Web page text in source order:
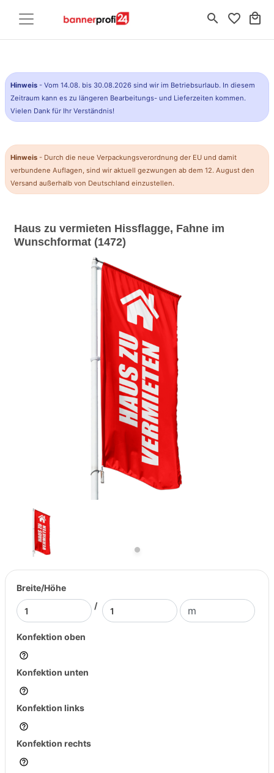
search favorite_border local_mall
Hinweis - Vom 14.08. bis 30.08.2026 sind wir im Betriebsurlaub. In diesem
Zeitraum kann es zu längeren Bearbeitungs- und Lieferzeiten kommen.
Vielen Dank für Ihr Verständnis!
Hinweis - Durch die neue Verpackungsverordnung der EU und damit
verbundene Auflagen, sind wir aktuell gezwungen ab dem 12. August den
Versand außerhalb von Deutschland einzustellen.
Haus zu vermieten Hissflagge, Fahne im
Wunschformat (1472)
Breite/Höhe
/
Konfektion oben
Konfektion unten
Konfektion links
Konfektion rechts